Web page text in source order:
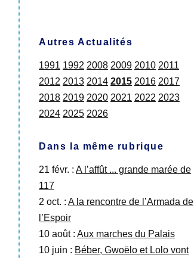
Autres Actualités
1991 1992 2008 2009 2010 2011
2012 2013 2014 2015 2016 2017
2018 2019 2020 2021 2022 2023
2024 2025 2026
Dans la même rubrique
21 févr. : A l’affût ... grande marée de
117
2 oct. : A la rencontre de l’Armada de
l’Espoir
10 août : Aux marches du Palais
10 juin : Béber, Gwoëlo et Lolo vont